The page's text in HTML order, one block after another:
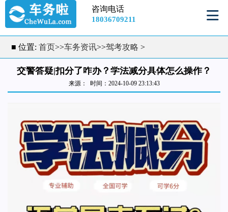
咨询电话
18036709211
■ 位置: 首页>>车务资讯>>驾考攻略 >
交警答疑|扣分了咋办？学法减分具体怎么操作？
来源： 时间：2024-10-09 23:13:43